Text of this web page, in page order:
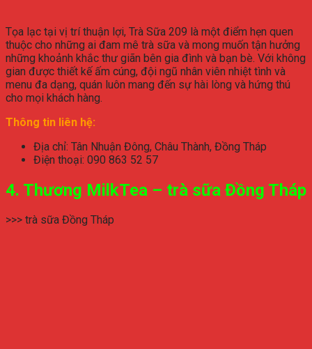
Tọa lạc tại vị trí thuận lợi, Trà Sữa 209 là một điểm hẹn quen
thuộc cho những ai đam mê trà sữa và mong muốn tận hưởng
những khoảnh khắc thư giãn bên gia đình và bạn bè. Với không
gian được thiết kế ấm cúng, đội ngũ nhân viên nhiệt tình và
menu đa dạng, quán luôn mang đến sự hài lòng và hứng thú
cho mọi khách hàng.
Thông tin liên hệ:
Địa chỉ: Tân Nhuận Đông, Châu Thành, Đồng Tháp
Điện thoại: 090 863 52 57
4. Thương MilkTea – trà sữa Đồng Tháp
>>> trà sữa Đồng Tháp